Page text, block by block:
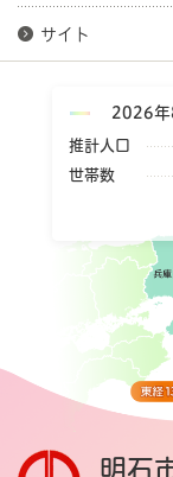
サイト
2026年
推計人口
世帯数
明石